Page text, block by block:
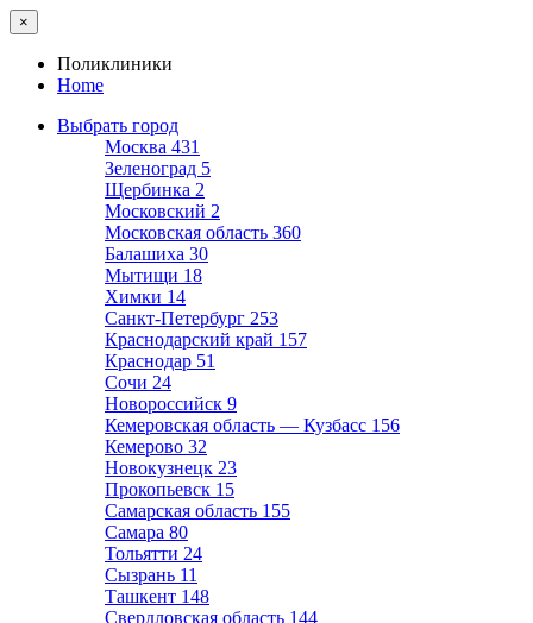
×
Поликлиники
Home
Выбрать город
Москва 431
Зеленоград 5
Щербинка 2
Московский 2
Московская область 360
Балашиха 30
Мытищи 18
Химки 14
Санкт-Петербург 253
Краснодарский край 157
Краснодар 51
Сочи 24
Новороссийск 9
Кемеровская область — Кузбасс 156
Кемерово 32
Новокузнецк 23
Прокопьевск 15
Самарская область 155
Самара 80
Тольятти 24
Сызрань 11
Ташкент 148
Свердловская область 144